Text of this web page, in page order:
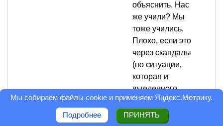
объяснить. Нас
же учили? Мы
тоже учились.
Плохо, если это
через скандалы
(по ситуации,
которая и
выеденного
яйца не стоит!).
Все позади, а
Мы собираем файлы cookie и применяем Яндекс.Метрику.
Подробнее ПРИНЯТЬ